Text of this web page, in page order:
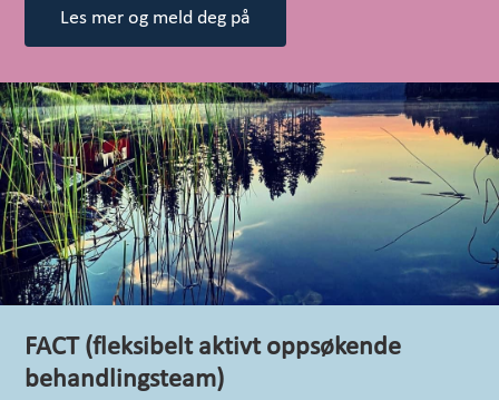
Les mer og meld deg på
FACT (fleksibelt aktivt oppsøkende
behandlingsteam)